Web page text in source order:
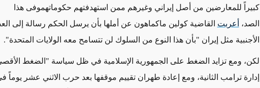
كبيراً للمعارضين من أصل إيراني وغيرهم ممن استهدفتهم حكوماتهموفى هذا
الصد،
أعربت القاضية كولين ماكماهون عن أملها بأن يرسل الحكم رسالة إلى
الأجنبية مثل إيران "بأن هذا النوع من السلوك لن تتسامح معه الولايات المتحدة".
لكن، ومع تزايد الضغط على الجمهورية الإسلامية في ظل سياسة "الضغط
إدارة ترامب الثانية، ومع إعادة طهران تقييم موقفها بعد حرب الاثني عشر يوماً